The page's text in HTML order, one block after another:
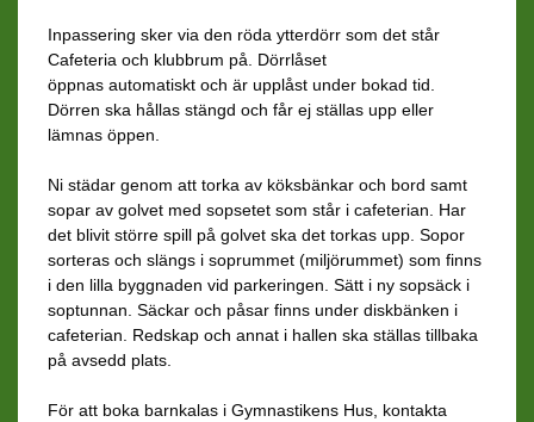
Inpassering sker via den röda ytterdörr som det står
Cafeteria och klubbrum på. Dörrlåset
öppnas automatiskt och är upplåst under bokad tid.
Dörren ska hållas stängd och får ej ställas upp eller
lämnas öppen.
Ni städar genom att torka av köksbänkar och bord samt
sopar av golvet med sopsetet som står i cafeterian. Har
det blivit större spill på golvet ska det torkas upp. Sopor
sorteras och slängs i soprummet (miljörummet) som finns
i den lilla byggnaden vid parkeringen. Sätt i ny sopsäck i
soptunnan. Säckar och påsar finns under diskbänken i
cafeterian. Redskap och annat i hallen ska ställas tillbaka
på avsedd plats.
För att boka barnkalas i Gymnastikens Hus, kontakta